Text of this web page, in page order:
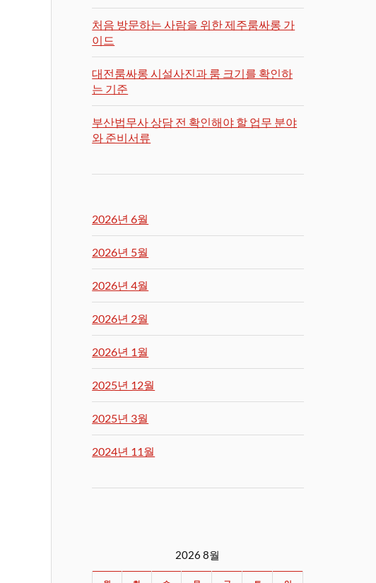
처음 방문하는 사람을 위한 제주룸싸롱 가
이드
대전룸싸롱 시설사진과 룸 크기를 확인하
는 기준
부산법무사 상담 전 확인해야 할 업무 분야
와 준비서류
2026년 6월
2026년 5월
2026년 4월
2026년 2월
2026년 1월
2025년 12월
2025년 3월
2024년 11월
2026 8월